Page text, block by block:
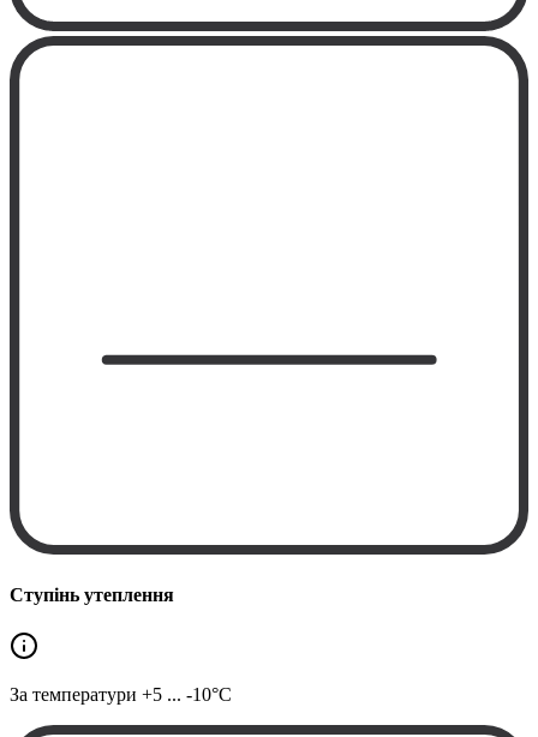
Ступінь утеплення
За температури +5 ... -10°C